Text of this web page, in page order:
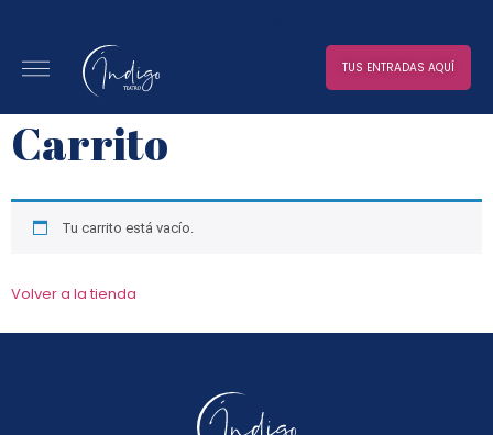
TUS ENTRADAS AQUÍ
Carrito
Tu carrito está vacío.
Volver a la tienda